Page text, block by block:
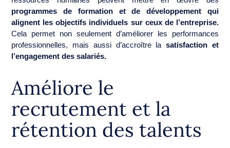
programmes de formation et de développement qui
alignent les objectifs individuels sur ceux de l’entreprise.
Cela permet non seulement d’améliorer les performances
professionnelles, mais aussi d’accroître lasatisfaction et
l’engagement des salariés.
Améliore le
recrutement et la
rétention des talents